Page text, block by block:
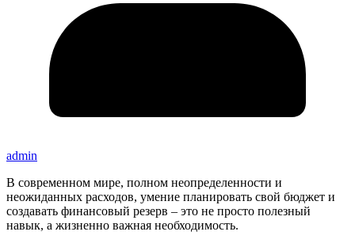
admin
В современном мире, полном неопределенности и
неожиданных расходов, умение планировать свой бюджет и
создавать финансовый резерв – это не просто полезный
навык, а жизненно важная необходимость.